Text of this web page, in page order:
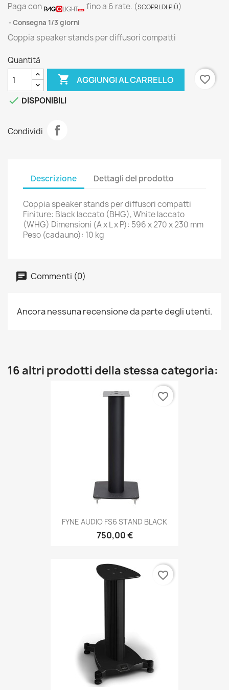
Paga con fino a 6 rate. (SCOPRI DI PIÙ)
Consegna 1/3 giorni
Coppia speaker stands per diffusori compatti
Quantità
 AGGIUNGI AL CARRELLO
favorite_border
 DISPONIBILI
Condividi
Descrizione Dettagli del prodotto
Coppia speaker stands per diffusori compatti
Finiture: Black laccato (BHG), White laccato
(WHG) Dimensioni (A x L x P): 596 x 270 x 230 mm
Peso (cadauno): 10 kg
Commenti (0)
Ancora nessuna recensione da parte degli utenti.
16 altri prodotti della stessa categoria:
FYNE AUDIO FS6 STAND BLACK
750,00 €
favorite_border
favorite_border